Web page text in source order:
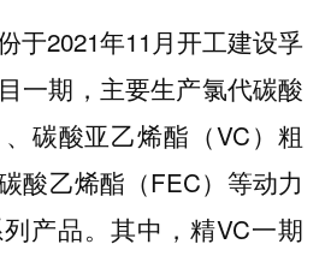
于2021年11月开工建设孚
一期，主要生产氯代碳酸
碳酸亚乙烯酯（VC）粗
酸乙烯酯（FEC）等动力
产品。其中，精VC一期